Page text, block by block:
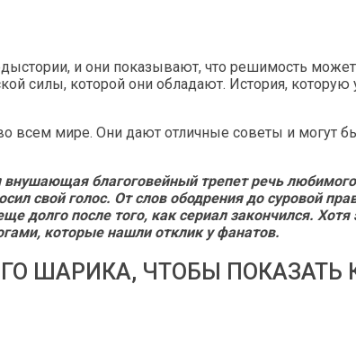
и они показывают, что решимость
силы, которой они обладают. История,
всем мире. Они дают отличные советы и могут
внушающая благоговейный трепет речь
свой голос. От слов ободрения до суровой
долго после того, как сериал закончился.
которые нашли отклик у фанатов.
ШАРИКА, ЧТОБЫ ПОКАЗАТЬ